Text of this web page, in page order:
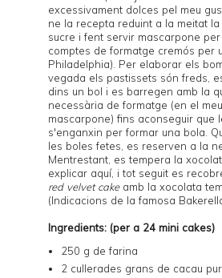
excessivament dolces pel meu
ne la recepta reduint a la meitat
sucre i fent servir mascarpone
comptes de formatge cremós per
Philadelphia). Per elaborar els
vegada els pastissets són freds,
dins un bol i es barregen amb la
necessària de formatge (en el
mascarpone) fins aconseguir que
s'enganxin per formar una bola.
les boles fetes, es reserven a la
Mentrestant, es tempera la
explicar aquí, i tot seguit es
red velvet cakeamb la xocolata
(Indicacions de la famosa
Ingredients: (per a 24 mini cakes)
250 g de farina
2 cullerades grans de cacau